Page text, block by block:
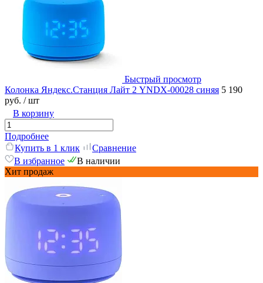
Быстрый просмотр
Колонка Яндекс.Станция Лайт 2 YNDX-00028 синяя 5 190
руб. / шт
В корзину
Подробнее
Купить в 1 клик
Сравнение
В избранное
В наличии
Хит продаж